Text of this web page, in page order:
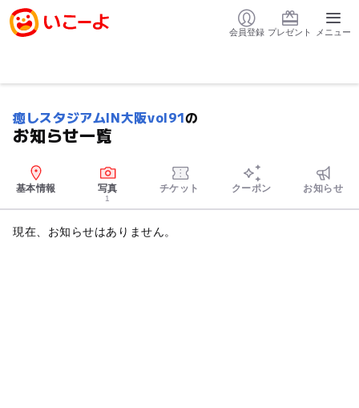
会員登録 プレゼント メニュー
癒しスタジアムIN大阪vol91の
お知らせ一覧
基本情報 写真
1
チケット クーポン お知らせ
現在、お知らせはありません。